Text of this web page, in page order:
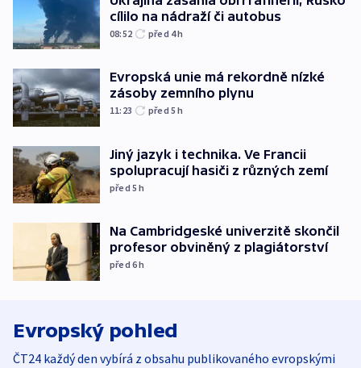
cílilo na nádraží či autobus
08:52 před 4h
Evropská unie má rekordně nízké
zásoby zemního plynu
11:23 před 5h
Jiný jazyk i technika. Ve Francii
spolupracují hasiči z různých zemí
před 5h
Na Cambridgeské univerzitě skončil
profesor obviněný z plagiátorství
před 6h
Evropský pohled
ČT24 každý den vybírá z obsahu publikovaného evropskými